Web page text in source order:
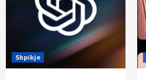
Shpikje